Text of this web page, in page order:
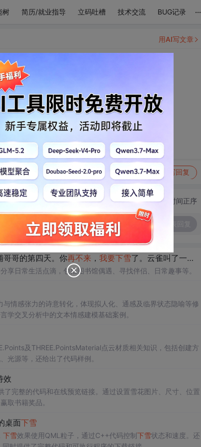
树 简历/就业指导 立码吐槽 技术交流 BUG记录 ...
到动态 举报 写回复
用AI写文章
切换为时间正序
哥的第四天。你再不来， 我要下雪了。云雀叫了一整天。...
日常生活点滴，包括图书馆偶遇、寻找伴侣、日常趣事等。
与情感张力的诗意转化，体现拟人化、通感及临界状态隐喻等修
学交叉分析中的文本情感建模基础案例。
及THREE.PointsMaterial点云材质相关知识，包括创建方
光源等，还给出了代码样例。
效
了完整的代码和在线预览链接。通过设置雪花图片、尺寸、位置
取书籍奖品。
桌面下雪
下雪效果使用QML粒子，通过C++代码控制下雪状态和速度。还